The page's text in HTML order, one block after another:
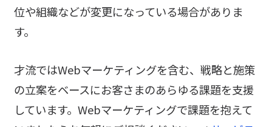
位や組織などが変更になっている場合がありま
す。
才流ではWebマーケティングを含む、戦略と施策
の立案をベースにお客さまのあらゆる課題を支援
しています。Webマーケティングで課題を抱えて